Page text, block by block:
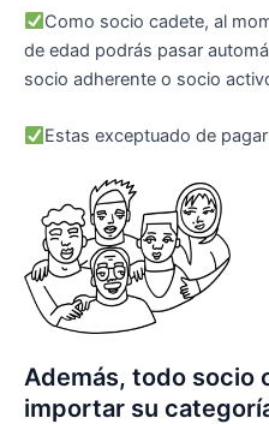
Como socio cadete, al
de edad podrás pasar
socio adherente o socio
Estas exceptuado de
Además, todo socio
importar su